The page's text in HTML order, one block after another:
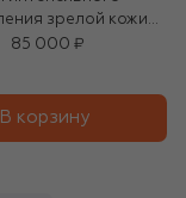
зрелой кожи
(50ml)
85 000 ₽
В корзину